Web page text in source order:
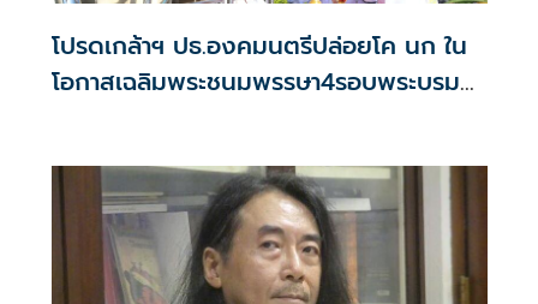
โปรดเกล้าฯ ปธ.องคมนตรีปล่อยโค นก ใน
โอกาสเฉลิมพระชนมพรรษา4รอบพระบรม